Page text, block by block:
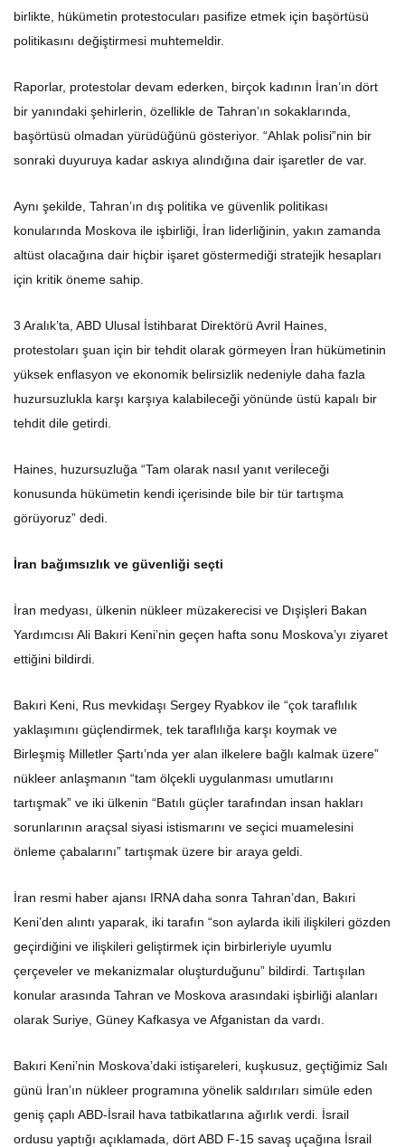
birlikte, hükümetin protestocuları pasifize etmek için başörtüsü
politikasını değiştirmesi muhtemeldir.
Raporlar, protestolar devam ederken, birçok kadının İran’ın dört
bir yanındaki şehirlerin, özellikle de Tahran’ın sokaklarında,
başörtüsü olmadan yürüdüğünü gösteriyor. “Ahlak polisi”nin bir
sonraki duyuruya kadar askıya alındığına dair işaretler de var.
Aynı şekilde, Tahran’ın dış politika ve güvenlik politikası
konularında Moskova ile işbirliği, İran liderliğinin, yakın zamanda
altüst olacağına dair hiçbir işaret göstermediği stratejik hesapları
için kritik öneme sahip.
3 Aralık’ta, ABD Ulusal İstihbarat Direktörü Avril Haines,
protestoları şuan için bir tehdit olarak görmeyen İran hükümetinin
yüksek enflasyon ve ekonomik belirsizlik nedeniyle daha fazla
huzursuzlukla karşı karşıya kalabileceği yönünde üstü kapalı bir
tehdit dile getirdi.
Haines, huzursuzluğa “Tam olarak nasıl yanıt verileceği
konusunda hükümetin kendi içerisinde bile bir tür tartışma
görüyoruz” dedi.
İran bağımsızlık ve güvenliği seçti
İran medyası, ülkenin nükleer müzakerecisi ve Dışişleri Bakan
Yardımcısı Ali Bakıri Keni’nin geçen hafta sonu Moskova’yı ziyaret
ettiğini bildirdi.
Bakıri Keni, Rus mevkidaşı Sergey Ryabkov ile “çok taraflılık
yaklaşımını güçlendirmek, tek taraflılığa karşı koymak ve
Birleşmiş Milletler Şartı’nda yer alan ilkelere bağlı kalmak üzere”
nükleer anlaşmanın “tam ölçekli uygulanması umutlarını
tartışmak” ve iki ülkenin “Batılı güçler tarafından insan hakları
sorunlarının araçsal siyasi istismarını ve seçici muamelesini
önleme çabalarını” tartışmak üzere bir araya geldi.
İran resmi haber ajansı IRNA daha sonra Tahran’dan, Bakıri
Keni’den alıntı yaparak, iki tarafın “son aylarda ikili ilişkileri gözden
geçirdiğini ve ilişkileri geliştirmek için birbirleriyle uyumlu
çerçeveler ve mekanizmalar oluşturduğunu” bildirdi. Tartışılan
konular arasında Tahran ve Moskova arasındaki işbirliği alanları
olarak Suriye, Güney Kafkasya ve Afganistan da vardı.
Bakıri Keni’nin Moskova’daki istişareleri, kuşkusuz, geçtiğimiz Salı
günü İran’ın nükleer programına yönelik saldırıları simüle eden
geniş çaplı ABD-İsrail hava tatbikatlarına ağırlık verdi. İsrail
ordusu yaptığı açıklamada, dört ABD F-15 savaş uçağına İsrail